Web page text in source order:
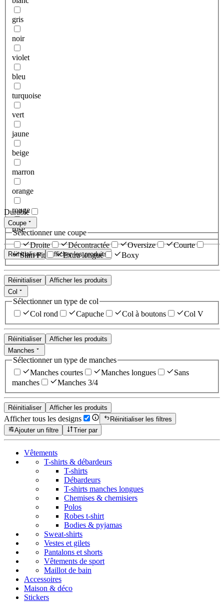
gris
noir
violet
bleu
turquoise
vert
jaune
beige
marron
orange
rouge
rose
Réinitialiser Afficher les produits
Durable
Coupe
Sélectionner une coupe
Droite
Décontractée Oversize
Courte
Slim Fit
Extra longue Boxy
Réinitialiser
Afficher les produits
Col
Sélectionner un type de col
Col rond
Capuche Col à boutons Col V
Réinitialiser
Afficher les produits
Manches
Sélectionner un type de manches
Manches courtes
Manches longues
Sans
manches
Manches 3/4
Réinitialiser Afficher les produits
Afficher tous les designs
Réinitialiser les filtres
Ajouter un filtre
Trier par
Vêtements
T-shirts & débardeurs
T-shirts
Débardeurs
T-shirts manches longues
Chemises & chemisiers
Polos
Robes t-shirt
Bodies & pyjamas
Sweat-shirts
Vestes et gilets
Pantalons et shorts
Vêtements de sport
Maillot de bain
Accessoires
Maison & déco
Stickers